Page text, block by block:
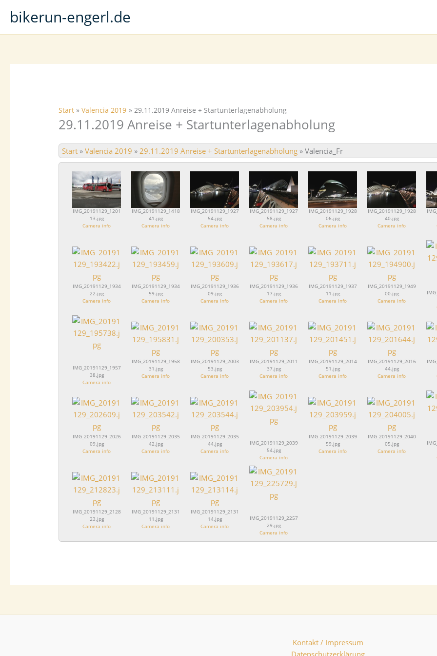
Inhaltbikerun-engerl.de
Start Valencia 2019 29.11.2019 Anreise + Startunterlagenabholung
29.11.2019 Anreise + Startunterlagenabholung
Start »Valencia 2019 » 29.11.2019 Anreise + Startunterlagenabholung »Valencia_Fr
IMG_20191129_1201
13.jpg
Camera info
IMG_20191129_1418
41.jpg
Camera info
IMG_20191129_1927
54.jpg
Camera info
IMG_20191129_1927
58.jpg
Camera info
IMG_20191129_1928
06.jpg
Camera info
IMG_20191129_1928
40.jpg
Camera info
IMG_20191129_1934
22.jpg
Camera info
IMG_20191129_1934
59.jpg
Camera info
IMG_20191129_1936
09.jpg
Camera info
IMG_20191129_1936
17.jpg
Camera info
IMG_20191129_1937
11.jpg
Camera info
IMG_20191129_1949
00.jpg
Camera info
IMG_20191129_1957
38.jpg
Camera info
IMG_20191129_1958
31.jpg
Camera info
IMG_20191129_2003
53.jpg
Camera info
IMG_20191129_2011
37.jpg
Camera info
IMG_20191129_2014
51.jpg
Camera info
IMG_20191129_2016
44.jpg
Camera info
IMG_20191129_2026
09.jpg
Camera info
IMG_20191129_2035
42.jpg
Camera info
IMG_20191129_2035
44.jpg
Camera info
IMG_20191129_2039
54.jpg
Camera info
IMG_20191129_2039
59.jpg
Camera info
IMG_20191129_2040
05.jpg
Camera info
IMG_20191129_2128
23.jpg
Camera info
IMG_20191129_2131
11.jpg
Camera info
IMG_20191129_2131
14.jpg
Camera info
IMG_20191129_2257
29.jpg
Camera info
Kontakt / Impressum
Datenschutzerklärung